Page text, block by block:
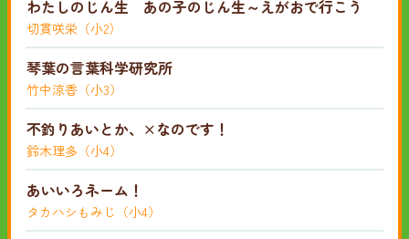
わたしのじん生 あの子のじん生～えがおで行こう
切貫咲栄（小2）
琴葉の言葉科学研究所
竹中涼香（小3）
不釣りあいとか、×なのです！
鈴木理多（小4）
あいいろネーム！
タカハシもみじ（小4）